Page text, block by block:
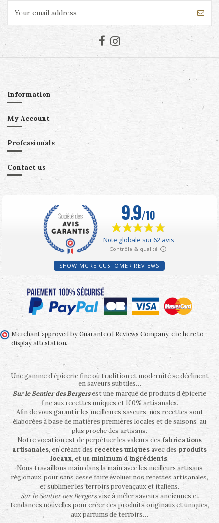
Information
My Account
Professionals
Contact us
SHOW MORE CUSTOMER REVIEWS
Merchant approved by Guaranteed Reviews Company, clic here to
display attestation.
Une gamme d’épicerie fine où tradition et modernité se déclinent
en saveurs subtiles…
Sur le Sentier des Bergersest une marque de produits d’épicerie
fine aux recettes uniques et 100% artisanales.
Afin de vous garantir les meilleures saveurs, nos recettes sont
élaborées à base de matières premières locales et de saisons, au
plus proche des artisans.
Notre vocation est de perpétuer les valeurs des fabrications
artisanales, en créant des recettes uniquesavec des produits
locaux, et un minimum d'ingrédients.
Nous travaillons main dans la main avec les meilleurs artisans
régionaux, pour sans cesse faire évoluer nos recettes artisanales,
et sublimer les terroirs provençaux et italiens.
Sur le Sentier des Bergersvise à mêler saveurs anciennes et
tendances nouvelles pour créer des produits originaux et uniques,
aux parfums de terroirs…